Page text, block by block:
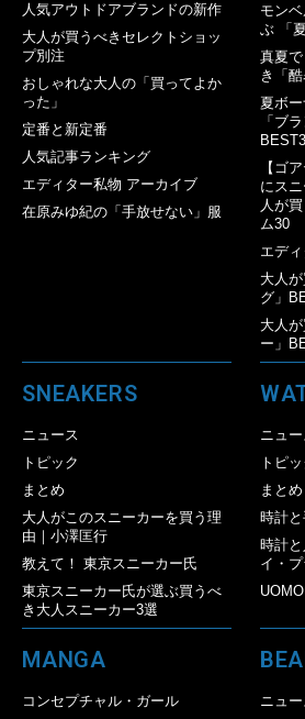
人気アウトドアブランドの新作
大人が買うべきセレクトショッ
プ別注
おしゃれな大人の「買ってよか
った」
定番と新定番
人気記事ランキング
エディター私物 アーカイブ
在原みゆ紀の「手放せない」服
モン
ぶ 「
真夏
き「
夏ボ
「ブ
【ゴ
にス
人が
ム30
エディ
大人
グ」
大人
ー」
SNEAKERS
ニュース
トピック
まとめ
大人がこのスニーカーを買う理
由｜小澤匡行
教えて！ 東京スニーカー氏
東京スニーカー氏が選ぶ買うべ
き大人スニーカー3選
ニュー
トピッ
まとめ
時計
時計
イ・
MANGA
コンセプチャル・ガール
ニュー